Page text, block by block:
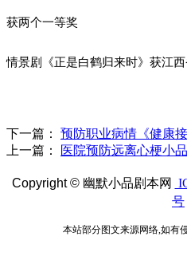
获两个一等奖
情景剧《正是白鹤归来时》获江
下一篇：
预防职业病情《健康
上一篇：
医院预防远离心梗小
Copyright © 幽默小品剧本网
号
本站部分图文来源网络,如有